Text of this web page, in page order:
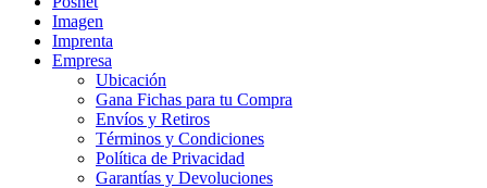
Imagen
Imprenta
Empresa
Ubicación
Gana Fichas para tu Compra
Envíos y Retiros
Términos y Condiciones
Política de Privacidad
Garantías y Devoluciones